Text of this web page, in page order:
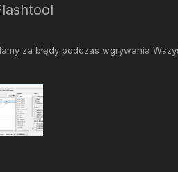
za błędy podczas wgrywania